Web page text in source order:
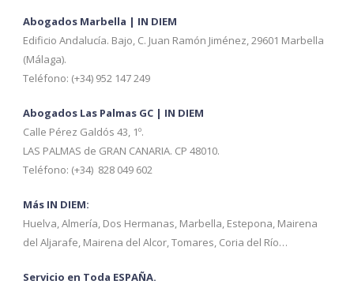
Abogados Marbella | IN DIEM
Edificio Andalucía. Bajo, C. Juan Ramón Jiménez, 29601 Marbella
(Málaga).
Teléfono: (+34) 952 147 249
Abogados Las Palmas GC | IN DIEM
Calle Pérez Galdós 43, 1º.
LAS PALMAS de GRAN CANARIA. CP 48010.
Teléfono: (+34) 828 049 602
Más IN DIEM:
Huelva, Almería, Dos Hermanas, Marbella, Estepona, Mairena
del Aljarafe, Mairena del Alcor, Tomares, Coria del Río…
Servicio en Toda ESPAÑA.